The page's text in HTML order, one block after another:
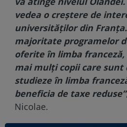
vedea o creștere de
universităților din
majoritate programelor
oferite în limba
mai mulți copii care sunt
studieze în limba
beneficia de taxe reduse”
Nicolae.